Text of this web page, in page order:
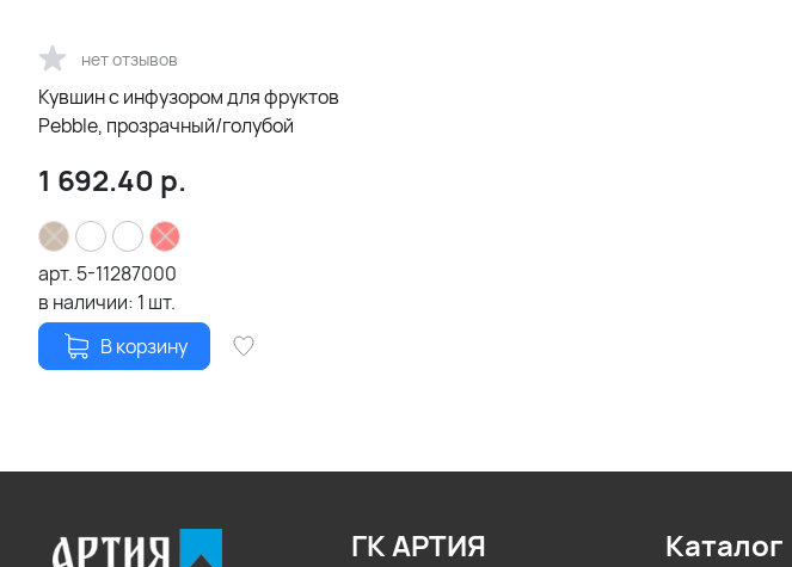
нет отзывов
Кувшин с инфузором для фруктов
Pebble, прозрачный/голубой
1 692.40 р.
арт. 5-11287000
в наличии: 1 шт.
В корзину
ГК АРТИЯ Каталог